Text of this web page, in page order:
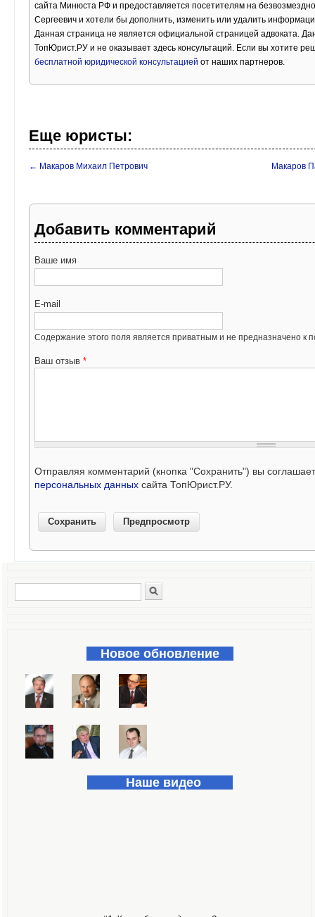
сайта Минюста РФ и предоставляется посетителям на
Сергеевич и хотели бы дополнить, изменить или удалить
Данная страница не является официальной страницей адвоката.
ТопЮрист.РУ и не оказывает здесь консультаций. Если вы хотите
бесплатной юридической консультацией от наших партнеров.
Еще юристы:
← Макаров Михаил Петрович Макаров
Добавить комментарий
Ваше имя
E-mail
Содержание этого поля является приватным и не предназначено к
Ваш отзыв *
Отправляя комментарий (кнопка "Сохранить") вы
персональных данных сайта ТопЮрист.РУ.
Форма поиска
Новое обновление
Наше видео